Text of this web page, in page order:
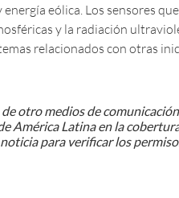
eólica. Los sensores
y la radiación
relacionados con otras
otro medios de
América Latina en la
para verificar los